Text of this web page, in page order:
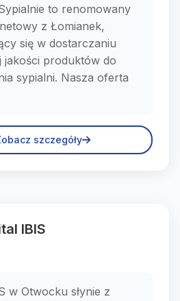
to renomowany
z Łomianek,
się w dostarczaniu
jakości produktów do
sypialni. Nasza oferta
szczegóły
IBIS
w Otwocku słynie z